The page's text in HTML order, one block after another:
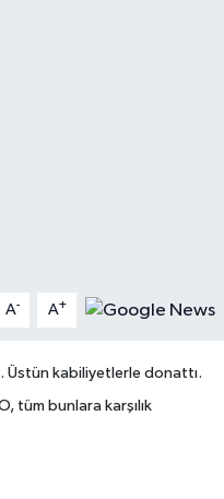
A- A+
Üstün kabiliyetlerle donattı.
tüm bunlara karşılık